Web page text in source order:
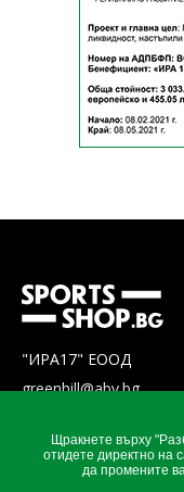
"ИРА17" ЕООД
greenhill@abv.bg
ВРЪЗКИ
Щракнете върху
отидете директно на
да промените